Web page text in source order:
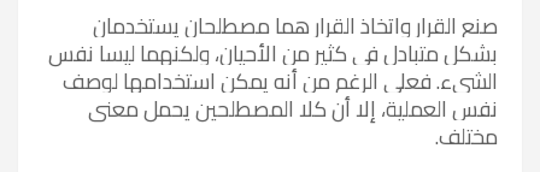
صنع القرار واتخاذ القرار هما مصطلحان يستخدمان
بشكل متبادل في كثير من الأحيان، ولكنهما ليسا نفس
الشيء. فعلى الرغم من أنه يمكن استخدامها لوصف
نفس العملية، إلا أن كلا المصطلحين يحمل معنى
مختلف.